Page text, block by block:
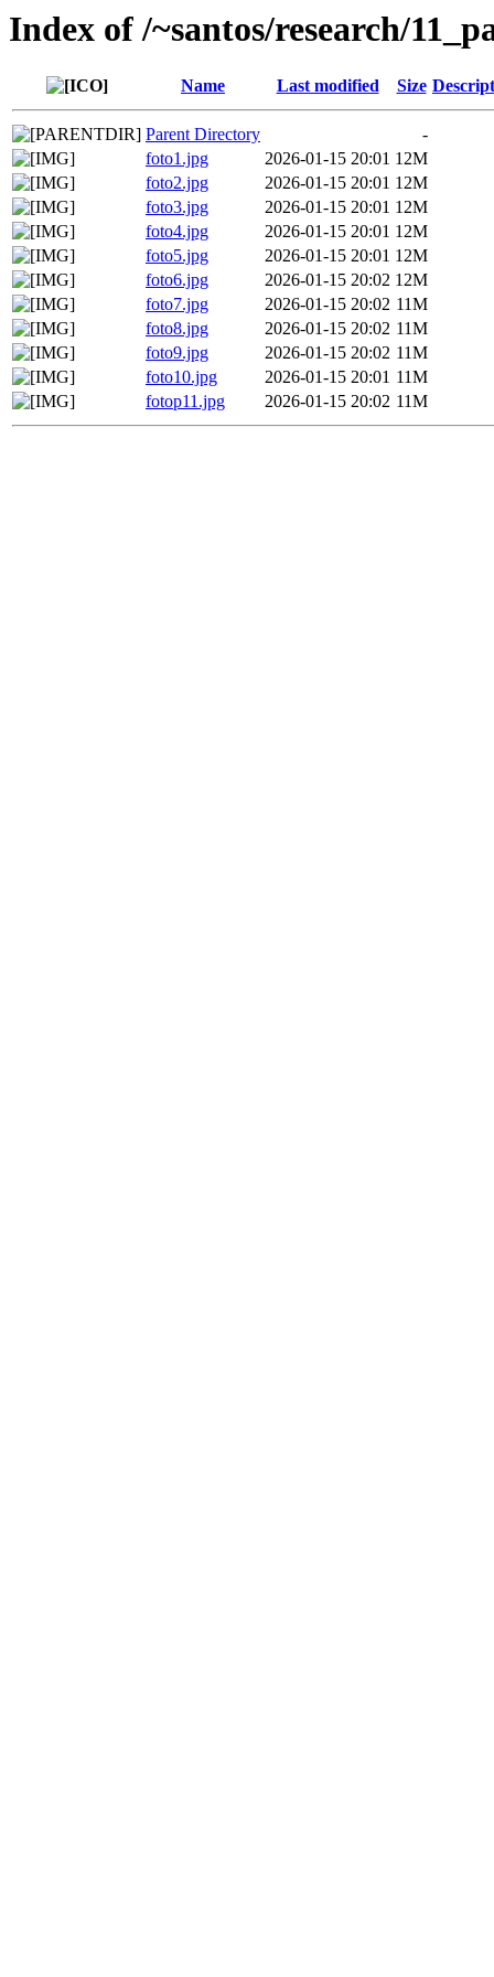
Index of /~santos/research/
Name Last modified Size
Parent Directory
-
foto1.jpg
2026-01-15 20:01 12M
foto2.jpg
2026-01-15 20:01 12M
foto3.jpg
2026-01-15 20:01 12M
foto4.jpg
2026-01-15 20:01 12M
foto5.jpg
2026-01-15 20:01 12M
foto6.jpg
2026-01-15 20:02 12M
foto7.jpg
2026-01-15 20:02 11M
foto8.jpg
2026-01-15 20:02 11M
foto9.jpg
2026-01-15 20:02 11M
foto10.jpg
2026-01-15 20:01 11M
fotop11.jpg
2026-01-15 20:02 11M